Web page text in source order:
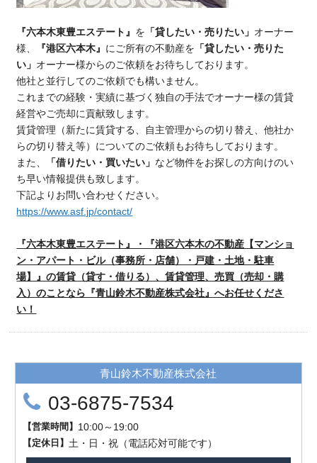
『六本木東豊エステート』 を 「貸したい・売りたい」 オーナー
様、
『港区六本木』 にご所有の不動産を 「貸したい・売りた
い」 オーナー様からのご依頼をお待ちしております。
他社と並行してのご依頼でも構いません。
これまでの経験・実績に基づく独自の手法でオーナー様の賃貸
経営やご売却に貢献致します。
賃貸管理（新たに賃貸する、自主管理からの切り替え、他社か
らの切り替え等）についてのご依頼もお待ちしております。
また、
「借りたい・買いたい」 など物件をお探しの方向けのい
ち早い情報提供も致します。
下記よりお問い合わせください。
https://www.asf.jp/contact/
『六本木東豊エステート』・『港区六本木の不動産【マンショ
ン・アパート・ビル（事務所・店舗）・戸建・土地・駐車
場】』の賃貸（貸す・借りる）、賃貸管理、売買（売却・購
入）のことなら『青山鈴木不動産株式会社』へお任せくださ
い！
青山鈴木不動産株式会社
03-6875-7534
【営業時間 】 10:00～19:00
【定休日 】 土・日・祝（電話応対可能です）